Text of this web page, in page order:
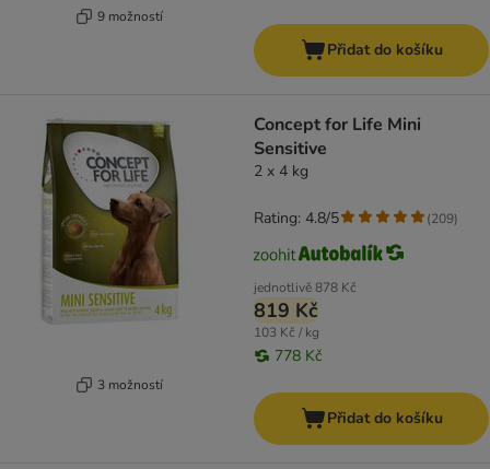
9 možností
Přidat do košíku
3 možností
Concept for Life Mini
Sensitive
2 x 4 kg
jednotlivě878 Kč
819 Kč
103 Kč / kg
778 Kč
Rating: 4.8/5 (209)
Přidat do košíku